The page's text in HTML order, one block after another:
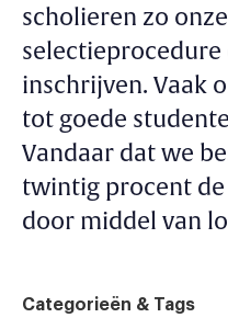
scholieren zo
inschrijven. Vaak
tot goede
Vandaar dat we
twintig procent de
door middel van
Categorieën & Tags